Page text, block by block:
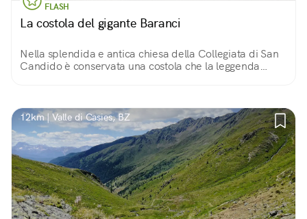
FLASH
La costola del gigante Baranci
Nella splendida e antica chiesa della Collegiata di San
Candido è conservata una costola che la leggenda
12km | Valle di Casies, BZ